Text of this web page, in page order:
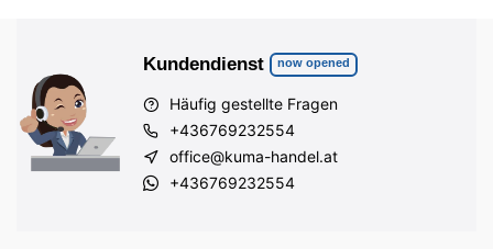
Kundendienst now opened
Häufig gestellte Fragen
+436769232554
office@kuma-handel.at
+436769232554